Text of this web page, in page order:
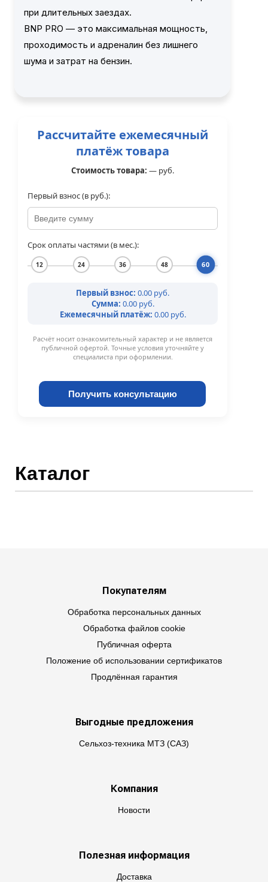
при длительных заездах.
BNP PRO — это максимальная мощность,
проходимость и адреналин без лишнего
шума и затрат на бензин.
Получить консультацию
Рассчитайте ежемесячный
платёж товара
Стоимость товара: — руб.
Первый взнос (в руб.):
Срок оплаты частями (в мес.):
12 24 36 48 60
Первый взнос: 0.00 руб.
Сумма: 0.00 руб.
Ежемесячный платёж: 0.00 руб.
Расчёт носит ознакомительный характер и не является
публичной офертой. Точные условия уточняйте у
специалиста при оформлении.
Каталог
Покупателям
Обработка персональных данных
Обработка файлов cookie
Публичная оферта
Положение об использовании сертификатов
Продлённая гарантия
Выгодные предложения
Сельхоз-техника МТЗ (САЗ)
Компания
Новости
Полезная информация
Доставка